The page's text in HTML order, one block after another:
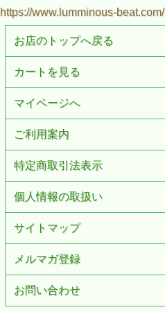
https://www.lumminous-beat.com/
お店のトップへ戻る
カートを見る
マイページへ
ご利用案内
特定商取引法表示
個人情報の取扱い
サイトマップ
メルマガ登録
お問い合わせ